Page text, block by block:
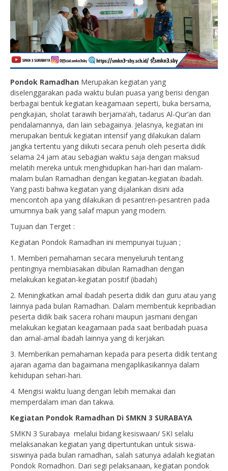
Pondok Ramadhan Merupakan kegiatan yang
diselenggarakan pada waktu bulan puasa yang berisi dengan
berbagai bentuk kegiatan keagamaan seperti, buka bersama,
pengkajian, sholat tarawih berjama’ah, tadarus Al-Qur’an dan
pendalamannya, dan lain sebagainya. Jelasnya, kegiatan ini
merupakan bentuk kegiatan intensif yang dilakukan dalam
jangka tertentu yang diikuti secara penuh oleh peserta didik
selama 24 jam atau sebagian waktu saja dengan maksud
melatih mereka untuk menghidupkan hari-hari dan malam-
malam bulan Ramadhan dengan kegiatan-kegiatan ibadah.
Yang pasti bahwa kegiatan yang dijalankan disini ada
mencontoh apa yang dilakukan di pesantren-pesantren pada
umumnya baik yang salaf mapun yang modern.
Tujuan dan Terget :
Kegiatan Pondok Ramadhan ini mempunyai tujuan ;
1. Memberi pemahaman secara menyeluruh tentang
pentingnya membiasakan dibulan Ramadhan dengan
melakukan kegiatan-kegiatan positif (ibadah)
2. Meningkatkan amal ibadah peserta didik dan guru atau yang
lainnya pada bulan Ramadhan. Dalam membentuk kepribadian
peserta didik baik sacera rohani maupun jasmani dengan
melakukan kegiatan keagamaan pada saat beribadah puasa
dan amal-amal ibadah lainnya yang di kerjakan.
3. Memberikan pemahaman kepada para peserta didik tentang
ajaran agama dan bagaimana mengaplikasikannya dalam
kehidupan sehari-hari.
4. Mengisi waktu luang dengan lebih memakai dan
memperdalam iman dan takwa.
Kegiatan Pondok Ramadhan Di SMKN 3 SURABAYA
SMKN 3 Surabaya melalui bidang kesiswaan/ SKI selalu
melaksanakan kegiatan yang dipertuntukan untuk siswa-
siswinya pada bulan ramadhan, salah satunya adalah kegiatan
Pondok Romadhon. Dari segi pelaksanaan, kegiatan pondok